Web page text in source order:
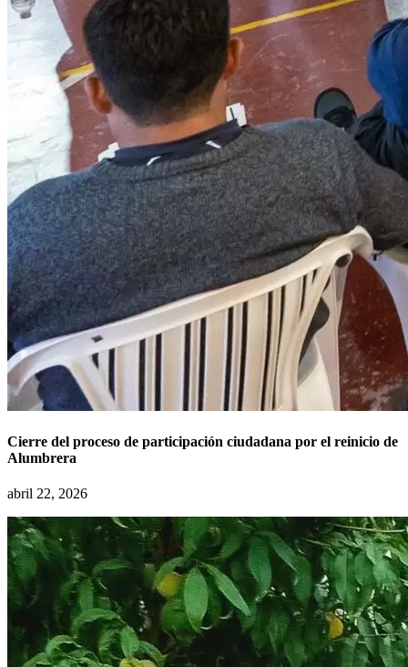
Cierre del proceso de participación ciudadana por el reinicio de
Alumbrera
abril 22, 2026